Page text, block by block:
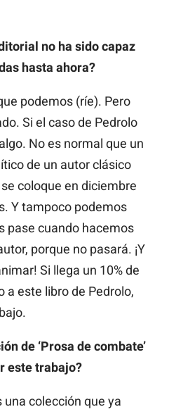
no ha sido capaz
hasta ahora?
podemos (ríe). Pero
Si el caso de Pedrolo
No es normal que un
de un autor clásico
coloque en diciembre
Y tampoco podemos
pase cuando hacemos
porque no pasará. ¡Y
Si llega un 10% de
a este libro de Pedrolo,
de ‘Prosa de combate’
este trabajo?
una colección que ya